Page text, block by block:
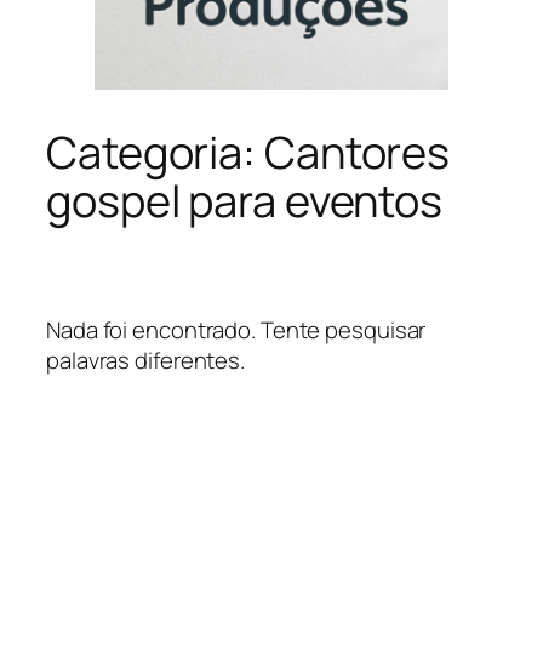
Categoria: Cantores
gospel para eventos
Nada foi encontrado. Tente pesquisar
palavras diferentes.